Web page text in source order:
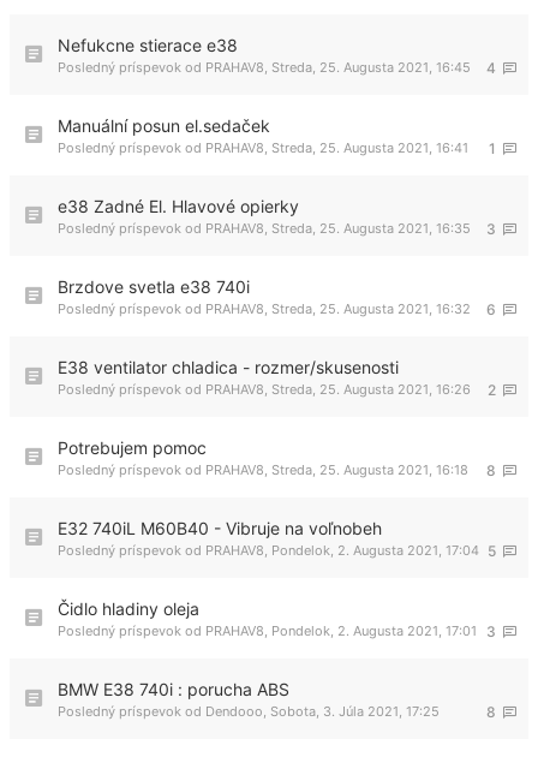
Nefukcne stierace e38
4
Posledný príspevok od PRAHAV8 Streda, 25. Augusta 2021, 16:45
Manuální posun el.sedaček
1
Posledný príspevok od PRAHAV8 Streda, 25. Augusta 2021, 16:41
e38 Zadné El. Hlavové opierky
3
Posledný príspevok od PRAHAV8 Streda, 25. Augusta 2021, 16:35
Brzdove svetla e38 740i
6
Posledný príspevok od PRAHAV8 Streda, 25. Augusta 2021, 16:32
E38 ventilator chladica - rozmer/skusenosti
2
Posledný príspevok od PRAHAV8 Streda, 25. Augusta 2021, 16:26
Potrebujem pomoc
8
Posledný príspevok od PRAHAV8 Streda, 25. Augusta 2021, 16:18
E32 740iL M60B40 - Vibruje na voľnobeh
5
Posledný príspevok od PRAHAV8 Pondelok, 2. Augusta 2021, 17:04
Čidlo hladiny oleja
3
Posledný príspevok od PRAHAV8 Pondelok, 2. Augusta 2021, 17:01
BMW E38 740i : porucha ABS
8
Posledný príspevok od Dendooo Sobota, 3. Júla 2021, 17:25